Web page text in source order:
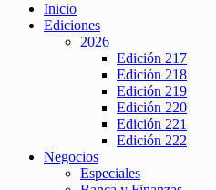
Inicio
Ediciones
2026
Edición 217
Edición 218
Edición 219
Edición 220
Edición 221
Edición 222
Negocios
Especiales